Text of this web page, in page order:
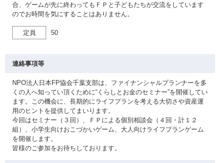
合、ゲームが先に終わってもＦＰと子どもたちが交流をしています
のでお時間を気にすることはありません。
定員 50
連絡事項等
NPO法人日本FP協会千葉支部は、ファイナンシャルプランナーを多
くの人へ知ってい頂くために“くらしとお金のセミナー”を開催してい
ます。この機会に、長期的にライフプランを考える大切さや資産運
用のヒントを提供してまいります。
今回はセミナー（３回）、ＦＰによる個別相談会（４回・計１２
組）、小学生向けおこづかいゲーム、大人向けライフプランゲーム
を開催します。
皆様のご参加をお待ちしております。